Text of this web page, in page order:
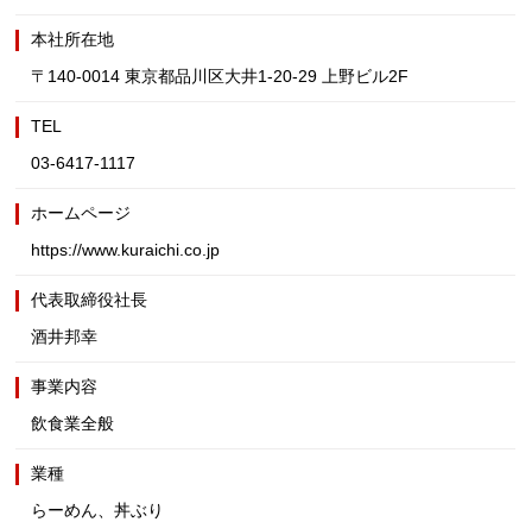
本社所在地
〒140-0014 東京都品川区大井1-20-29 上野ビル2F
TEL
03-6417-1117
ホームページ
https://www.kuraichi.co.jp
代表取締役社長
酒井邦幸
事業内容
飲食業全般
業種
らーめん、丼ぶり